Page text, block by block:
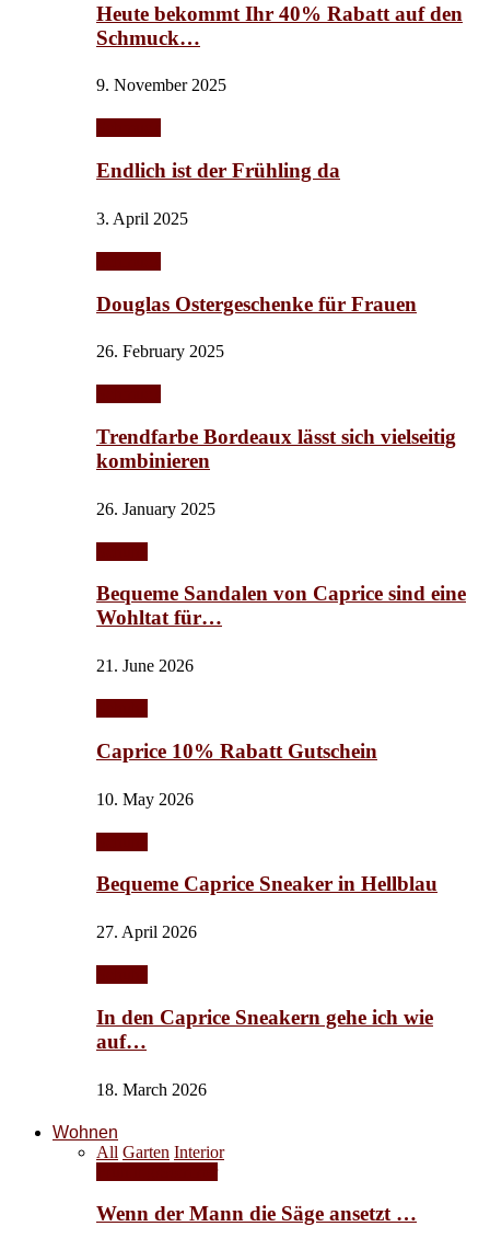
Heute bekommt Ihr 40% Rabatt auf den
Schmuck…
9. November 2025
Endlich ist der Frühling da
3. April 2025
Douglas Ostergeschenke für Frauen
26. February 2025
Trendfarbe Bordeaux lässt sich vielseitig
kombinieren
26. January 2025
Bequeme Sandalen von Caprice sind eine
Wohltat für…
21. June 2026
Caprice 10% Rabatt Gutschein
10. May 2026
Bequeme Caprice Sneaker in Hellblau
27. April 2026
In den Caprice Sneakern gehe ich wie
auf…
18. March 2026
Wohnen
All Garten Interior
Wenn der Mann die Säge ansetzt …